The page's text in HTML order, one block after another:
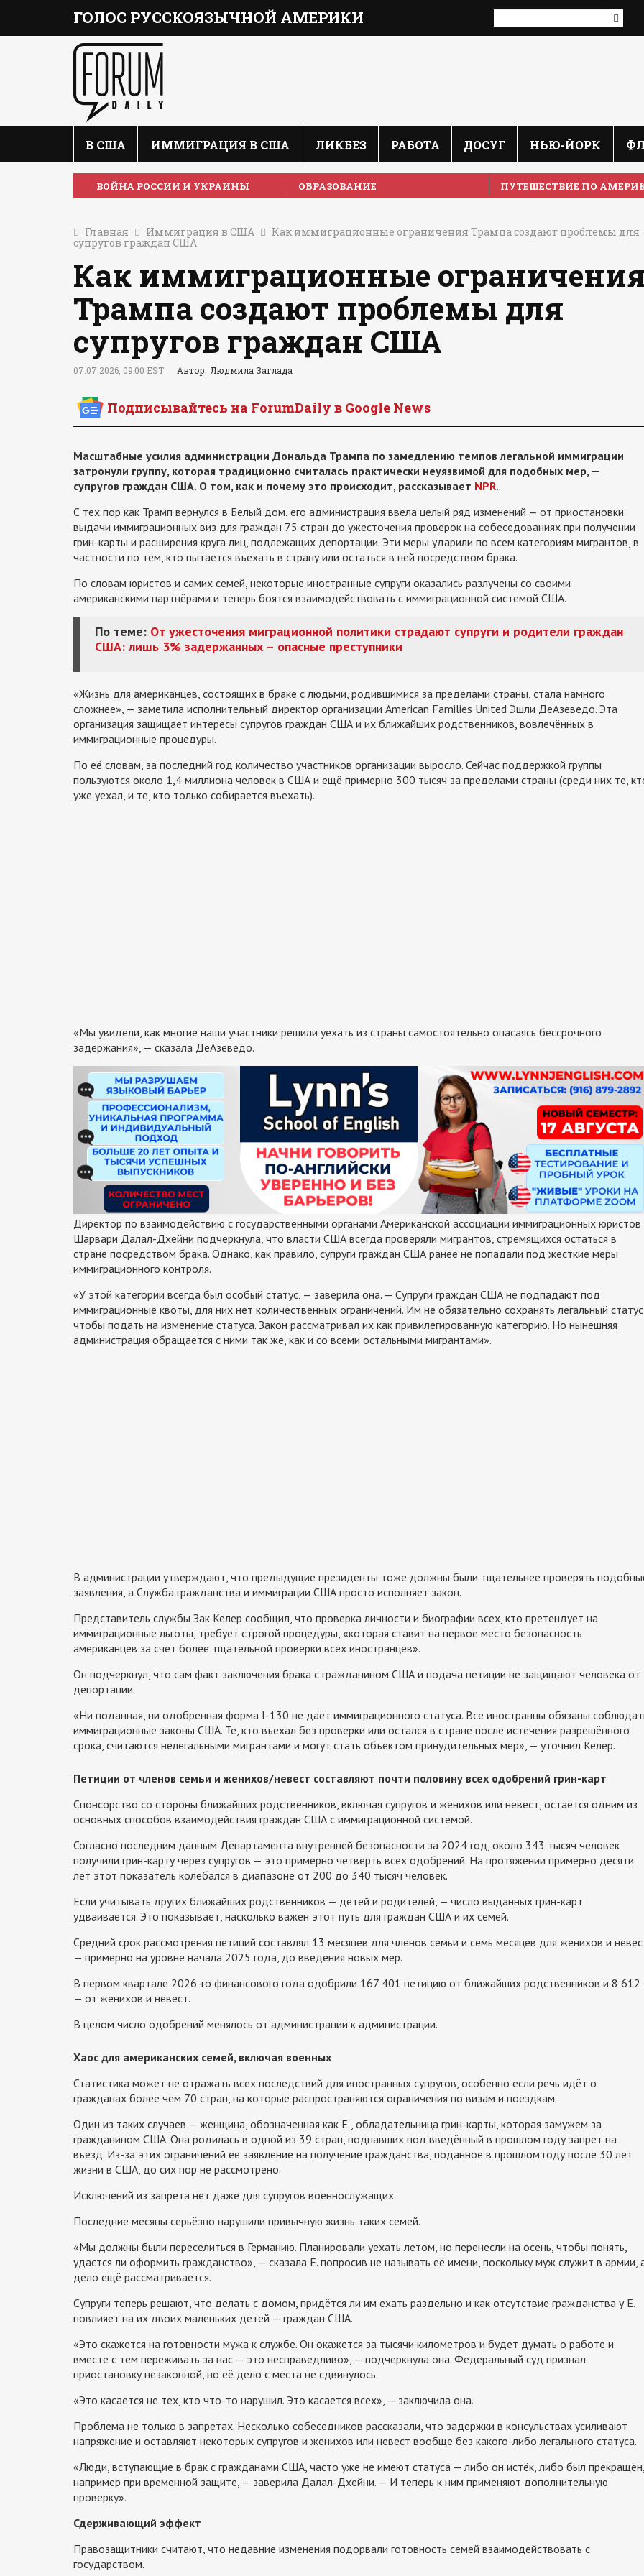
ГОЛОС РУССКОЯЗЫЧНОЙ АМЕРИКИ
В США ИММИГРАЦИЯ В США ЛИКБЕЗ РАБОТА ДОСУГ НЬЮ-ЙОРК
ВОЙНА РОССИИ И УКРАИНЫ ОБРАЗОВАНИЕ ПУТЕШЕСТВИЕ ПО
Главная Иммиграция в США Как иммиграционные ограничения Трампа создают проблемы для
супругов граждан США
Как иммиграционные
Трампа создают проблемы для
супругов граждан США
07.07.2026, 09:00 EST Автор: Людмила Заглада
Подписывайтесь на ForumDaily в Google News
Масштабные усилия администрации Дональда Трампа по замедлению темпов легальной иммиграции
затронули группу, которая традиционно считалась практически неуязвимой для подобных мер, —
супругов граждан США. О том, как и почему это происходит, рассказывает NPR.
С тех пор как Трамп вернулся в Белый дом, его администрация ввела целый ряд изменений — от приостановки
выдачи иммиграционных виз для граждан 75 стран до ужесточения проверок на собеседованиях при получении
грин-карты и расширения круга лиц, подлежащих депортации. Эти меры ударили по всем категориям мигрантов, в
частности по тем, кто пытается въехать в страну или остаться в ней посредством брака.
По словам юристов и самих семей, некоторые иностранные супруги оказались разлучены со своими
американскими партнёрами и теперь боятся взаимодействовать с иммиграционной системой США.
По теме: От ужесточения миграционной политики страдают супруги и родители граждан
США: лишь 3% задержанных – опасные преступники
«Жизнь для американцев, состоящих в браке с людьми, родившимися за пределами страны, стала намного
сложнее», — заметила исполнительный директор организации American Families United Эшли ДеАзеведо. Эта
организация защищает интересы супругов граждан США и их ближайших родственников, вовлечённых в
иммиграционные процедуры.
По её словам, за последний год количество участников организации выросло. Сейчас поддержкой группы
пользуются около 1,4 миллиона человек в США и ещё примерно 300 тысяч за пределами страны (среди них те,
уже уехал, и те, кто только собирается въехать).
«Мы увидели, как многие наши участники решили уехать из страны самостоятельно опасаясь бессрочного
задержания», — сказала ДеАзеведо.
Директор по взаимодействию с государственными органами Американской ассоциации иммиграционных юристов
Шарвари Далал-Дхейни подчеркнула, что власти США всегда проверяли мигрантов, стремящихся остаться в
стране посредством брака. Однако, как правило, супруги граждан США ранее не попадали под жесткие меры
иммиграционного контроля.
«У этой категории всегда был особый статус, — заверила она. — Супруги граждан США не подпадают под
иммиграционные квоты, для них нет количественных ограничений. Им не обязательно сохранять легальный
чтобы подать на изменение статуса. Закон рассматривал их как привилегированную категорию. Но нынешняя
администрация обращается с ними так же, как и со всеми остальными мигрантами».
В администрации утверждают, что предыдущие президенты тоже должны были тщательнее проверять
заявления, а Служба гражданства и иммиграции США просто исполняет закон.
Представитель службы Зак Келер сообщил, что проверка личности и биографии всех, кто претендует на
иммиграционные льготы, требует строгой процедуры, «которая ставит на первое место безопасность
американцев за счёт более тщательной проверки всех иностранцев».
Он подчеркнул, что сам факт заключения брака с гражданином США и подача петиции не защищают человека от
депортации.
«Ни поданная, ни одобренная форма I-130 не даёт иммиграционного статуса. Все иностранцы обязаны
иммиграционные законы США. Те, кто въехал без проверки или остался в стране после истечения разрешённого
срока, считаются нелегальными мигрантами и могут стать объектом принудительных мер», — уточнил Келер.
Петиции от членов семьи и женихов/невест составляют почти половину всех одобрений грин-карт
Спонсорство со стороны ближайших родственников, включая супругов и женихов или невест, остаётся одним из
основных способов взаимодействия граждан США с иммиграционной системой.
Согласно последним данным Департамента внутренней безопасности за 2024 год, около 343 тысяч человек
получили грин-карту через супругов — это примерно четверть всех одобрений. На протяжении примерно десяти
лет этот показатель колебался в диапазоне от 200 до 340 тысяч человек.
Если учитывать других ближайших родственников — детей и родителей, — число выданных грин-карт
удваивается. Это показывает, насколько важен этот путь для граждан США и их семей.
Средний срок рассмотрения петиций составлял 13 месяцев для членов семьи и семь месяцев для женихов и
— примерно на уровне начала 2025 года, до введения новых мер.
В первом квартале 2026-го финансового года одобрили 167 401 петицию от ближайших родственников и 8 612
— от женихов и невест.
В целом число одобрений менялось от администрации к администрации.
Хаос для американских семей, включая военных
Статистика может не отражать всех последствий для иностранных супругов, особенно если речь идёт о
гражданах более чем 70 стран, на которые распространяются ограничения по визам и поездкам.
Один из таких случаев — женщина, обозначенная как Е., обладательница грин-карты, которая замужем за
гражданином США. Она родилась в одной из 39 стран, подпавших под введённый в прошлом году запрет на
въезд. Из-за этих ограничений её заявление на получение гражданства, поданное в прошлом году после 30 лет
жизни в США, до сих пор не рассмотрено.
Исключений из запрета нет даже для супругов военнослужащих.
Последние месяцы серьёзно нарушили привычную жизнь таких семей.
«Мы должны были переселиться в Германию. Планировали уехать летом, но перенесли на осень, чтобы понять,
удастся ли оформить гражданство», — сказала Е. попросив не называть её имени, поскольку муж служит в армии,
дело ещё рассматривается.
Супруги теперь решают, что делать с домом, придётся ли им ехать раздельно и как отсутствие гражданства у Е.
повлияет на их двоих маленьких детей — граждан США.
«Это скажется на готовности мужа к службе. Он окажется за тысячи километров и будет думать о работе и
вместе с тем переживать за нас — это несправедливо», — подчеркнула она. Федеральный суд признал
приостановку незаконной, но её дело с места не сдвинулось.
«Это касается не тех, кто что-то нарушил. Это касается всех», — заключила она.
Проблема не только в запретах. Несколько собеседников рассказали, что задержки в консульствах усиливают
напряжение и оставляют некоторых супругов и женихов или невест вообще без какого-либо легального статуса.
«Люди, вступающие в брак с гражданами США, часто уже не имеют статуса — либо он истёк, либо был прекращён,
например при временной защите, — заверила Далал-Дхейни. — И теперь к ним применяют дополнительную
проверку».
Сдерживающий эффект
Правозащитники считают, что недавние изменения подорвали готовность семей взаимодействовать с
государством.